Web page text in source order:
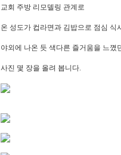
교회 주방 리모델링 관계로
온 성도가 컵라면과 김밥으로 점심 식
야외에 나온 듯 색다른 즐거움을 느꼈
사진 몇 장을 올려 봅니다.